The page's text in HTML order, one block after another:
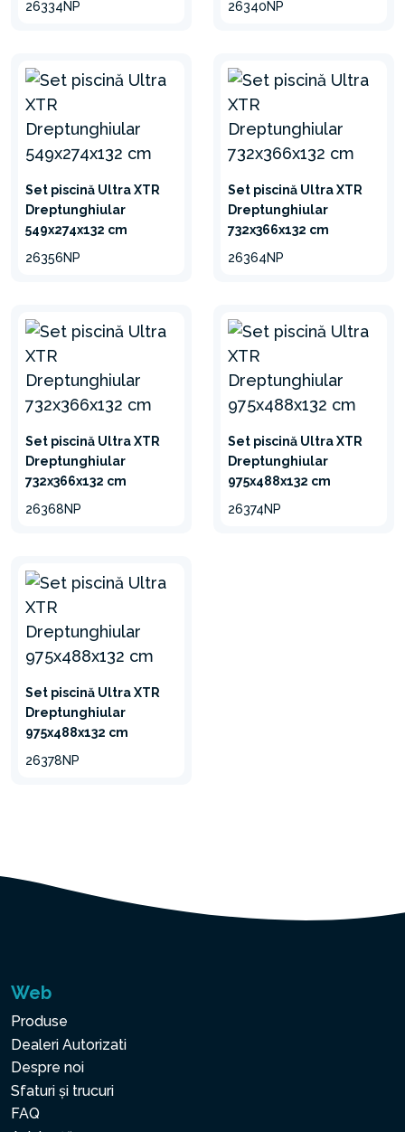
26334NP 26340NP
Set piscină Ultra XTR
Dreptunghiular
549x274x132 cm
26356NP
Set piscină Ultra XTR
Dreptunghiular
732x366x132 cm
26364NP
Set piscină Ultra XTR
Dreptunghiular
732x366x132 cm
26368NP
Set piscină Ultra XTR
Dreptunghiular
975x488x132 cm
26374NP
Set piscină Ultra XTR
Dreptunghiular
975x488x132 cm
26378NP
Web
Produse
Dealeri Autorizati
Despre noi
Sfaturi și trucuri
FAQ